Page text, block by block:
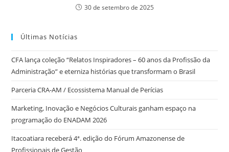
30 de setembro de 2025
Últimas Notícias
CFA lança coleção “Relatos Inspiradores – 60 anos da Profissão da
Administração” e eterniza histórias que transformam o Brasil
Parceria CRA-AM / Ecossistema Manual de Perícias
Marketing, Inovação e Negócios Culturais ganham espaço na
programação do ENADAM 2026
Itacoatiara receberá 4ª. edição do Fórum Amazonense de
Profissionais de Gestão